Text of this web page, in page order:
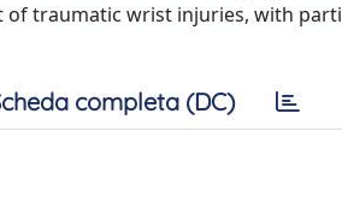
traumatic wrist injuries, with
completa (DC)